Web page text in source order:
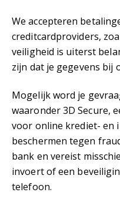
We accepteren
creditcardproviders,
veiligheid is uiterst
zijn dat je gegevens bij
Mogelijk word je
waaronder 3D Secure,
voor online krediet- en
beschermen tegen
bank en vereist
invoert of een
telefoon.